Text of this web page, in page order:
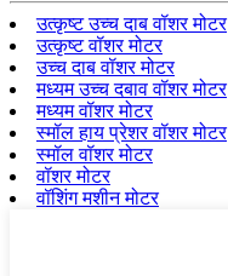
उत्कृष्ट उच्च दाब वॉशर मोटर
उत्कृष्ट वॉशर मोटर
उच्च दाब वॉशर मोटर
मध्यम उच्च दबाव वॉशर मोटर
मध्यम वॉशर मोटर
स्मॉल हाय प्रेशर वॉशर मोटर
स्मॉल वॉशर मोटर
वॉशर मोटर
वॉशिंग मशीन मोटर